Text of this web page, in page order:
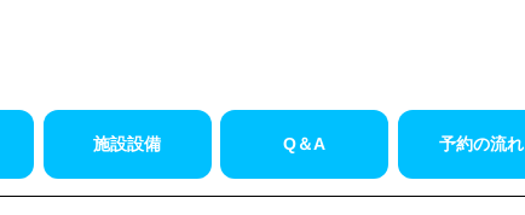
施設設備 Q＆A 予約の流れ